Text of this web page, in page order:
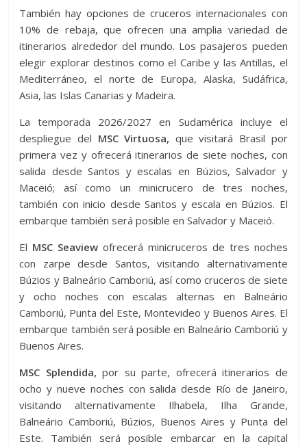
También hay opciones de cruceros internacionales con
10% de rebaja, que ofrecen una amplia variedad de
itinerarios alrededor del mundo. Los pasajeros pueden
elegir explorar destinos como el Caribe y las Antillas, el
Mediterráneo, el norte de Europa, Alaska, Sudáfrica,
Asia, las Islas Canarias y Madeira.
La temporada 2026/2027 en Sudamérica incluye el
despliegue del MSC Virtuosa, que visitará Brasil por
primera vez y ofrecerá itinerarios de siete noches, con
salida desde Santos y escalas en Búzios, Salvador y
Maceió; así como un minicrucero de tres noches,
también con inicio desde Santos y escala en Búzios. El
embarque también será posible en Salvador y Maceió.
El MSC Seaview ofrecerá minicruceros de tres noches
con zarpe desde Santos, visitando alternativamente
Búzios y Balneário Camboriú, así como cruceros de siete
y ocho noches con escalas alternas en Balneário
Camboriú, Punta del Este, Montevideo y Buenos Aires. El
embarque también será posible en Balneário Camboriú y
Buenos Aires.
MSC Splendida, por su parte, ofrecerá itinerarios de
ocho y nueve noches con salida desde Río de Janeiro,
visitando alternativamente Ilhabela, Ilha Grande,
Balneário Camboriú, Búzios, Buenos Aires y Punta del
Este. También será posible embarcar en la capital